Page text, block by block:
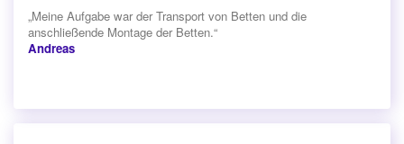
„Meine Aufgabe war der Transport von Betten und die
anschließende Montage der Betten.“
Andreas